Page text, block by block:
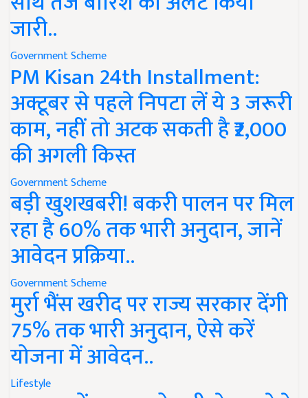
जारी..
Government Scheme
PM Kisan 24th Installment:
अक्टूबर से पहले निपटा लें ये 3 जरूरी
काम, नहीं तो अटक सकती है ₹2,000
की अगली किस्त
Government Scheme
बड़ी खुशखबरी! बकरी पालन पर मिल
रहा है 60% तक भारी अनुदान, जानें
आवेदन प्रक्रिया..
Government Scheme
मुर्रा भैंस खरीद पर राज्य सरकार देंगी
75% तक भारी अनुदान, ऐसे करें
योजना में आवेदन..
Lifestyle